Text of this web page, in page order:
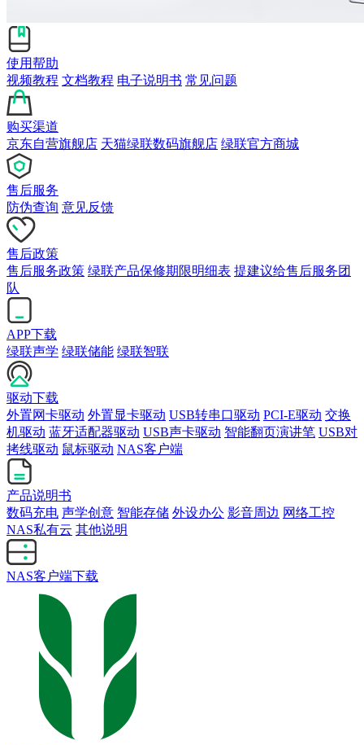
使用帮助
视频教程 文档教程 电子说明书 常见问题
购买渠道
京东自营旗舰店 天猫绿联数码旗舰店 绿联官方商城
售后服务
防伪查询 意见反馈
售后政策
售后服务政策 绿联产品保修期限明细表 提建议给售后服务团
队
APP下载
绿联声学 绿联储能 绿联智联
驱动下载
外置网卡驱动 外置显卡驱动 USB转串口驱动 PCI-E驱动 交换
机驱动 蓝牙适配器驱动 USB声卡驱动 智能翻页演讲笔 USB对
拷线驱动 鼠标驱动 NAS客户端
产品说明书
数码充电 声学创意 智能存储 外设办公 影音周边 网络工控
NAS私有云 其他说明
NAS客户端下载